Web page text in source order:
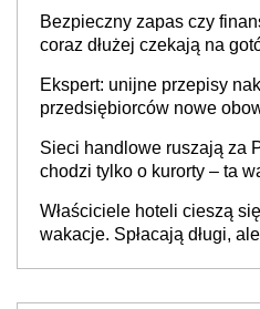
Bezpieczny zapas czy
coraz dłużej czekają na
Ekspert: unijne przepisy
przedsiębiorców nowe
Sieci handlowe ruszają za
chodzi tylko o kurorty – ta
cichu
Właściciele hoteli cieszą
wakacje. Spłacają długi,